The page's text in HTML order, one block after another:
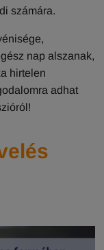
számára.
nap alszanak,
hirtelen
adhat